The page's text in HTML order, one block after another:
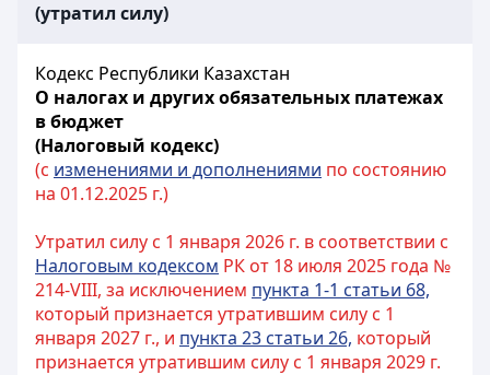
(утратил силу)
Кодекс Республики Казахстан
О налогах и других обязательных платежах
в бюджет
(Налоговый кодекс)
(с изменениями и дополнениями по состоянию
на 01.12.2025 г.)
Утратил силу с 1 января 2026 г. в соответствии с
Налоговым кодексом РК от 18 июля 2025 года №
214-VIII, за исключением пункта 1-1 статьи 68,
который признается утратившим силу с 1
января 2027 г., и пункта 23 статьи 26, который
признается утратившим силу с 1 января 2029 г.